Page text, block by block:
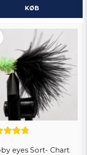
KØB
eyes Sort- Chart